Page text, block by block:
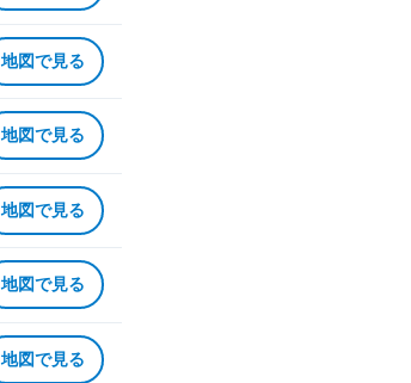
地図で見る
地図で見る
地図で見る
地図で見る
地図で見る